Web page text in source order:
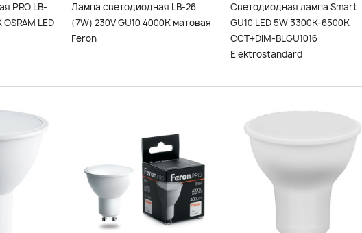
PRO LB-
LED
Лампа светодиодная LB-26
(7W) 230V GU10 4000K матовая
Feron
Светодиодная лампа Smart
GU10 LED 5W 3300К-6500К
CCT+DIM-BLGU1016
Elektrostandard